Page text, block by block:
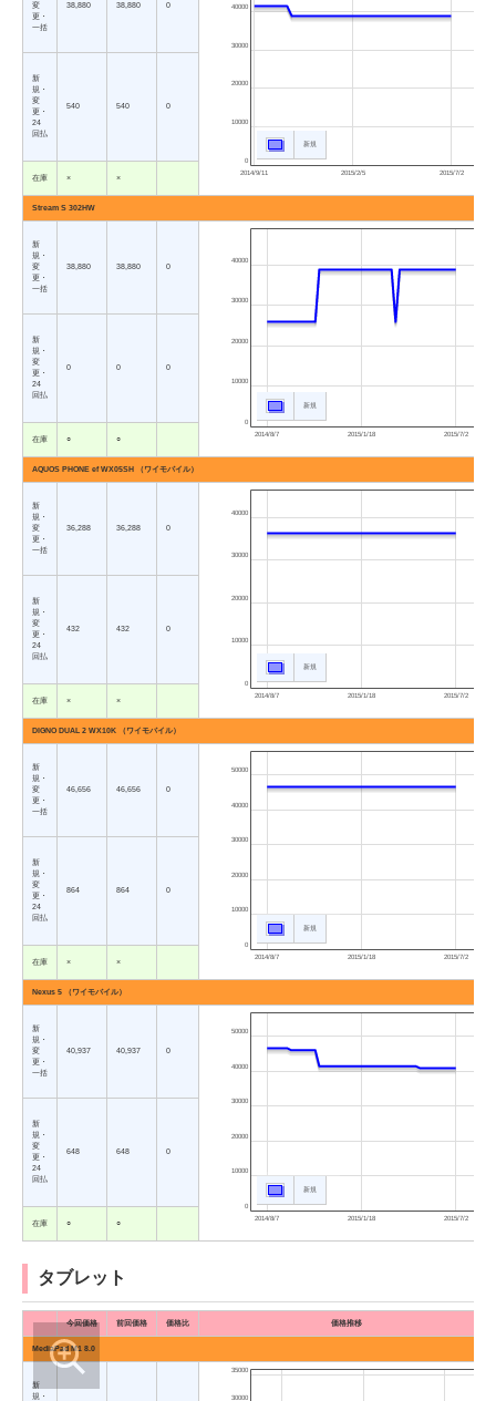
変
更・
一括
38,880 38,880 0
2014/9/11 2015/2/5 2015/7/2
0
10000
20000
30000
40000
新規
新
規・
変
更・
24
回払
540 540 0
在庫 × ×
Stream S 302HW
新
規・
変
更・
一括
38,880 38,880 0
2014/8/7 2015/1/18 2015/7/2
0
10000
20000
30000
40000
新規
新
規・
変
更・
24
回払
0 0 0
在庫 ○ ○
AQUOS PHONE ef WX05SH （ワイモバイル）
新
規・
変
更・
一括
36,288 36,288 0
2014/8/7 2015/1/18 2015/7/2
0
10000
20000
30000
40000
新規
新
規・
変
更・
24
回払
432 432 0
在庫 × ×
DIGNO DUAL 2 WX10K （ワイモバイル）
新
規・
変
更・
一括
46,656 46,656 0
2014/8/7 2015/1/18 2015/7/2
0
10000
20000
30000
40000
50000
新規
新
規・
変
更・
24
回払
864 864 0
在庫 × ×
Nexus 5 （ワイモバイル）
新
規・
変
更・
一括
40,937 40,937 0
2014/8/7 2015/1/18 2015/7/2
0
10000
20000
30000
40000
50000
新規
新
規・
変
更・
24
回払
648 648 0
在庫 ○ ○
タブレット
今回価格 前回価格 価格比 価格推移
MediaPad M1 8.0
新
規・
30000
35000